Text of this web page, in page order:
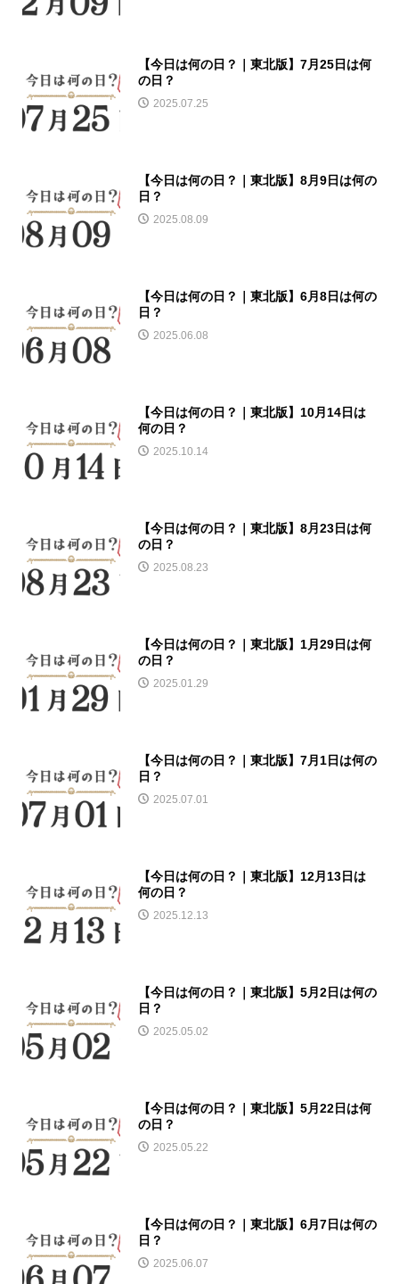
【今日は何の日？｜東北版】7月25日は何
の日？
2025.07.25
【今日は何の日？｜東北版】8月9日は何の
日？
2025.08.09
【今日は何の日？｜東北版】6月8日は何の
日？
2025.06.08
【今日は何の日？｜東北版】10月14日は
何の日？
2025.10.14
【今日は何の日？｜東北版】8月23日は何
の日？
2025.08.23
【今日は何の日？｜東北版】1月29日は何
の日？
2025.01.29
【今日は何の日？｜東北版】7月1日は何の
日？
2025.07.01
【今日は何の日？｜東北版】12月13日は
何の日？
2025.12.13
【今日は何の日？｜東北版】5月2日は何の
日？
2025.05.02
【今日は何の日？｜東北版】5月22日は何
の日？
2025.05.22
【今日は何の日？｜東北版】6月7日は何の
日？
2025.06.07